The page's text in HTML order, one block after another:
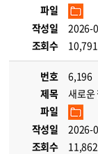
파일
작성일
2026-
조회수
10,791
번호
6,196
제목
새로운
파일
작성일
2026-
조회수
11,862